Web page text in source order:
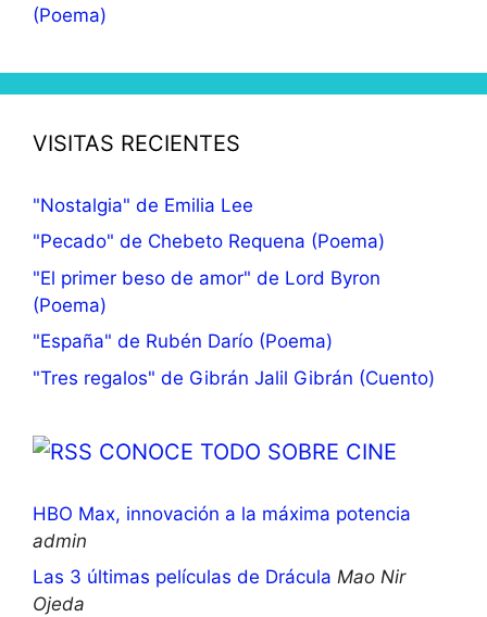
(Poema)
VISITAS RECIENTES
"Nostalgia" de Emilia Lee
"Pecado" de Chebeto Requena (Poema)
"El primer beso de amor" de Lord Byron
(Poema)
"España" de Rubén Darío (Poema)
"Tres regalos" de Gibrán Jalil Gibrán (Cuento)
CONOCE TODO SOBRE CINE
HBO Max, innovación a la máxima potencia
admin
Las 3 últimas películas de Drácula Mao Nir
Ojeda